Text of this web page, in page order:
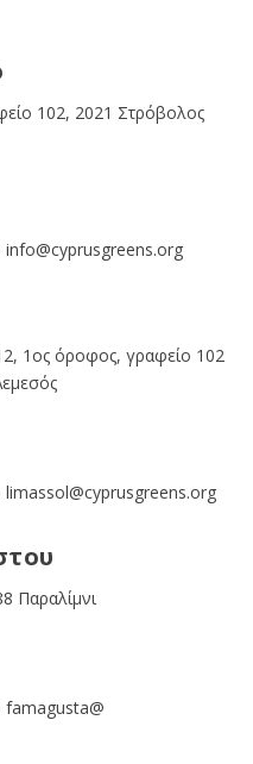
102, 2021 Στρόβολος
info@cyprusgreens.org
1ος όροφος, γραφείο 102
limassol@cyprusgreens.org
Παραλίμνι
famagusta@